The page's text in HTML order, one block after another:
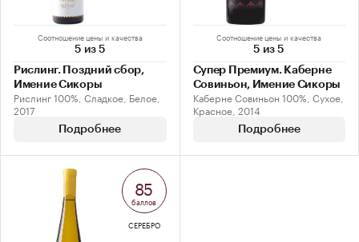
Соотношение цены и качества
5 из 5
Рислинг. Поздний сбор,
Имение Сикоры
Рислинг 100%, Сладкое, Белое,
2017
Подробнее
Соотношение цены и качества
5 из 5
Супер Премиум. Каберне
Совиньон, Имение Сикоры
Каберне Совиньон 100%, Сухое,
Красное, 2014
Подробнее
85
баллов
СЕРЕБРО